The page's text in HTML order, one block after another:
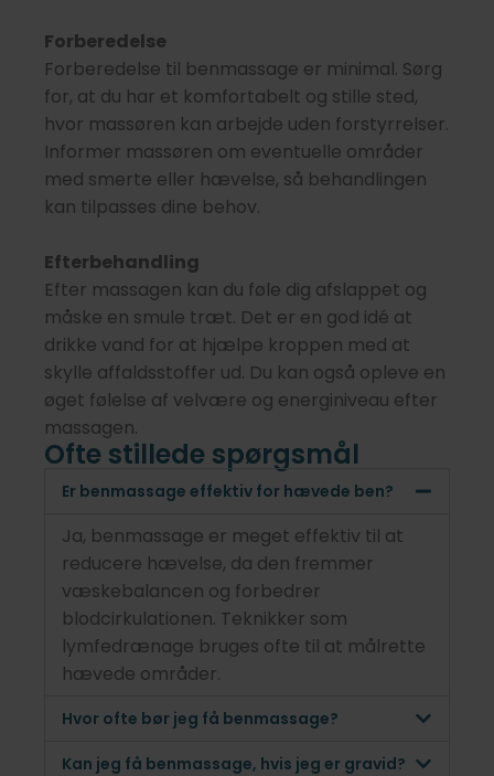
Forberedelse
Forberedelse til benmassage er minimal. Sørg
for, at du har et komfortabelt og stille sted,
hvor massøren kan arbejde uden forstyrrelser.
Informer massøren om eventuelle områder
med smerte eller hævelse, så behandlingen
kan tilpasses dine behov.
Efterbehandling
Efter massagen kan du føle dig afslappet og
måske en smule træt. Det er en god idé at
drikke vand for at hjælpe kroppen med at
skylle affaldsstoffer ud. Du kan også opleve en
øget følelse af velvære og energiniveau efter
massagen.
Ofte stillede spørgsmål
Er benmassage effektiv for hævede ben?
Ja, benmassage er meget effektiv til at
reducere hævelse, da den fremmer
væskebalancen og forbedrer
blodcirkulationen. Teknikker som
lymfedrænage bruges ofte til at målrette
hævede områder.
Hvor ofte bør jeg få benmassage?
Kan jeg få benmassage, hvis jeg er gravid?